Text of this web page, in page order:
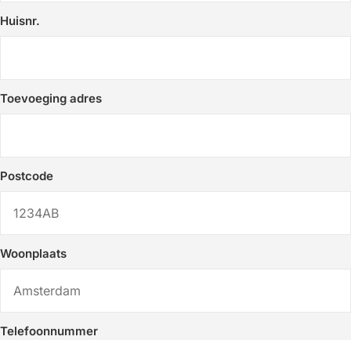
Huisnr.
Toevoeging adres
Postcode
Woonplaats
Telefoonnummer